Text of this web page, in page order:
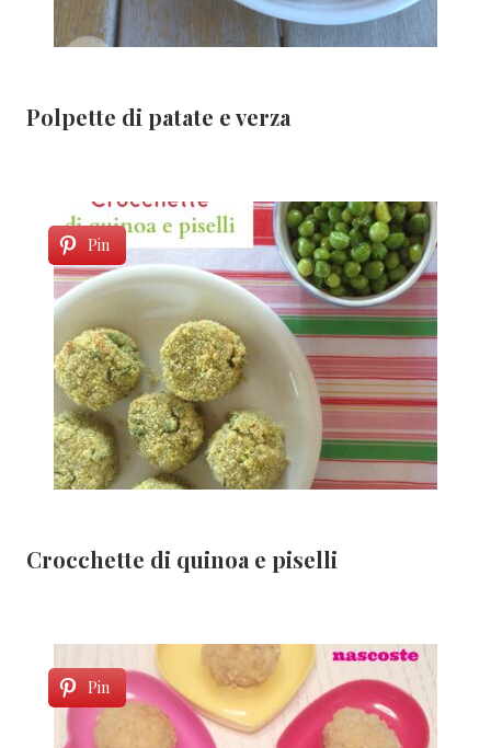
Polpette di patate e verza
Pin
Crocchette di quinoa e piselli
Pin